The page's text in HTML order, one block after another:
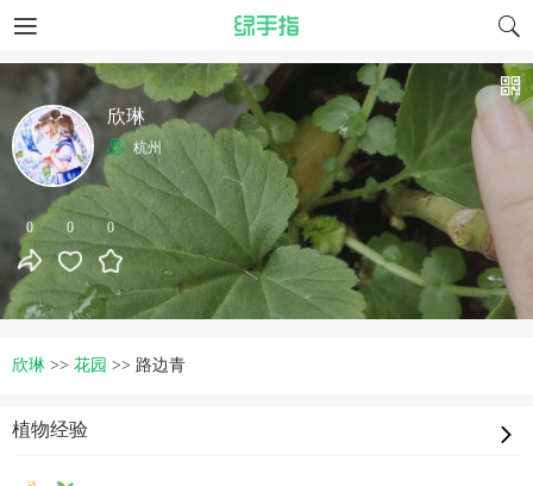
0 0 0
欣琳
杭州
欣琳 >> 花园 >> 路边青
植物经验